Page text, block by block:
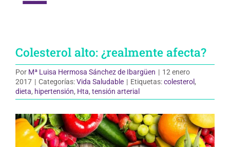
Colesterol alto: ¿realmente afecta?
Por Mª Luisa Hermosa Sánchez de Ibargüen | 12 enero
2017 | Categorías:Vida Saludable | Etiquetas:colesterol ,
dieta, hipertensión, Hta, tensión arterial
Ver
imagen
más